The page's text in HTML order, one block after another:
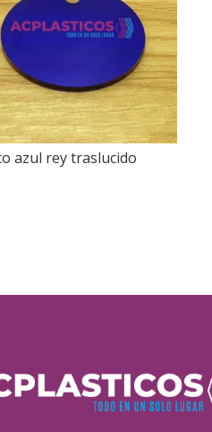
azul rey traslucido